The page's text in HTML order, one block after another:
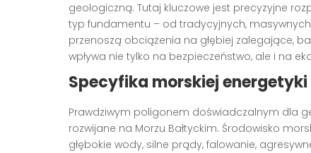
geologiczną. Tutaj kluczowe jest precyzyjne
typ fundamentu – od tradycyjnych,
przenoszą obciążenia na głębiej zalegające,
wpływa nie tylko na bezpieczeństwo, ale i na
Specyfika morskiej
Prawdziwym poligonem doświadczalnym dla
rozwijane na Morzu Bałtyckim. Środowisko
głębokie wody, silne prądy, falowanie,